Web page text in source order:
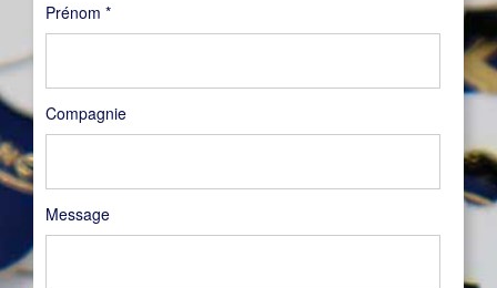
Prénom *
Compagnie
Message